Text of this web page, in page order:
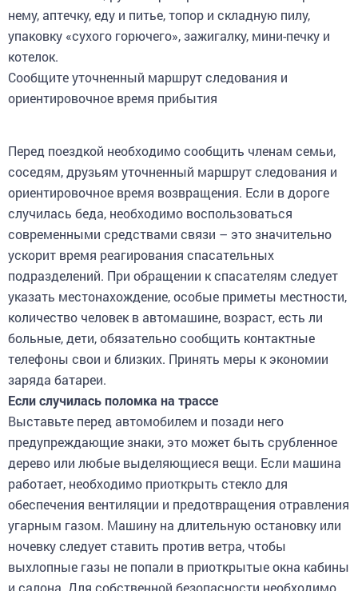
нему, аптечку, еду и питье, топор и складную пилу,
упаковку «сухого горючего», зажигалку, мини-печку и
котелок.
Сообщите уточненный маршрут следования и
ориентировочное время прибытия
Перед поездкой необходимо сообщить членам семьи,
соседям, друзьям уточненный маршрут следования и
ориентировочное время возвращения. Если в дороге
случилась беда, необходимо воспользоваться
современными средствами связи – это значительно
ускорит время реагирования спасательных
подразделений. При обращении к спасателям следует
указать местонахождение, особые приметы местности,
количество человек в автомашине, возраст, есть ли
больные, дети, обязательно сообщить контактные
телефоны свои и близких. Принять меры к экономии
заряда батареи.
Если случилась поломка на трассе
Выставьте перед автомобилем и позади него
предупреждающие знаки, это может быть срубленное
дерево или любые выделяющиеся вещи. Если машина
работает, необходимо приоткрыть стекло для
обеспечения вентиляции и предотвращения отравления
угарным газом. Машину на длительную остановку или
ночевку следует ставить против ветра, чтобы
выхлопные газы не попали в приоткрытые окна кабины
и салона. Для собственной безопасности необходимо